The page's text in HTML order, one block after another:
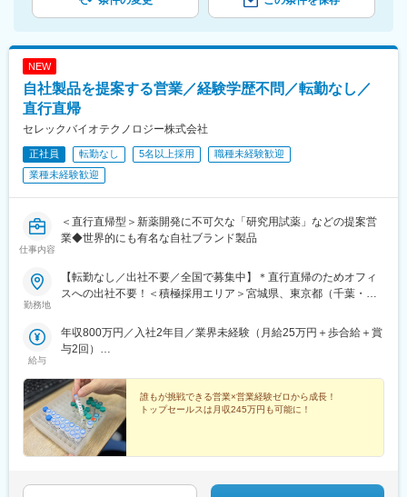
NEW
自社製品を提案する営業／経験学歴不問／転勤なし／
直行直帰
セレックバイオテクノロジー株式会社
正社員 転勤なし 5名以上採用
職種未経験歓迎
業種未経験歓迎
仕事内容
＜直行直帰型＞新薬開発に不可欠な「研究用試薬」などの提案営
業◆世界的にも有名な自社ブランド製品
勤務地
【転勤なし／出社不要／全国で募集中】＊直行直帰のためオフィ
スへの出社不要！＜積極採用エリア＞宮城県、東京都（千葉・埼
給与
年収800万円／入社2年目／業界未経験（月給25万円＋歩合給＋賞
与2回）
賞与2回）
誰もが挑戦できる営業×営業経験ゼロから成長！
トップセールスは月収245万円も可能に！